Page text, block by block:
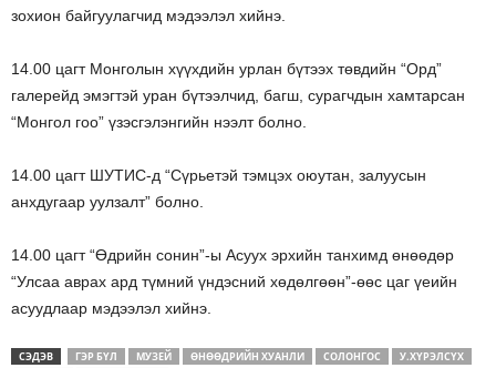
зохион байгуулагчид мэдээлэл хийнэ.
14.00 цагт Монголын хүүхдийн урлан бүтээх төвдийн “Орд”
галерейд эмэгтэй уран бүтээлчид, багш, сурагчдын хамтарсан
“Монгол гоо” үзэсгэлэнгийн нээлт болно.
14.00 цагт ШУТИС-д “Сүрьетэй тэмцэх оюутан, залуусын
анхдугаар уулзалт” болно.
14.00 цагт “Өдрийн сонин”-ы Асуух эрхийн танхимд өнөөдөр
“Улсаа аврах ард түмний үндэсний хөдөлгөөн”-өөс цаг үеийн
асуудлаар мэдээлэл хийнэ.
СЭДЭВ ГЭР БҮЛ МУЗЕЙ ӨНӨӨДРИЙН ХУАНЛИ СОЛОНГОС
У.ХҮРЭЛСҮХ